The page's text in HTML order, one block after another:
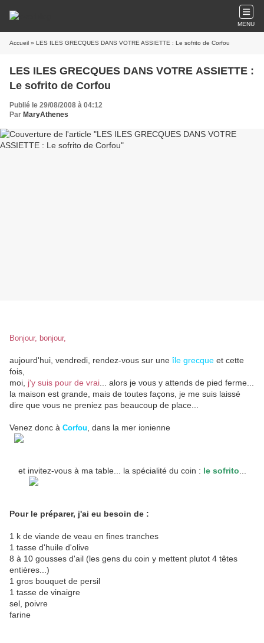
MENU
Accueil » LES ILES GRECQUES DANS VOTRE ASSIETTE : Le sofrito de Corfou
LES ILES GRECQUES DANS VOTRE ASSIETTE :
Le sofrito de Corfou
Publié le 29/08/2008 à 04:12
Par MaryAthenes
Bonjour, bonjour,
aujourd'hui, vendredi, rendez-vous sur uneîle grecque et cette
fois,
moi, j'y suis pour de vrai ... alors je vous y attends de pied ferme...
la maison est grande, mais de toutes façons, je me suis laissé
dire que vous ne preniez pas beaucoup de place...
Venez donc à Corfou , dans la mer ionienne
et invitez-vous à ma table... la spécialité du coin : le sofrito
Pour le préparer, j'ai eu besoin de :
1 k de viande de veau en fines tranches
1 tasse d'huile d'olive
8 à 10 gousses d'ail (les gens du coin y mettent plutot 4 têtes
entières...)
1 gros bouquet de persil
1 tasse de vinaigre
sel, poivre
farine